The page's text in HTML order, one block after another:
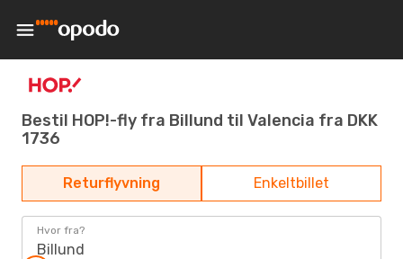
Bestil HOP!-fly fra Billund til Valencia fra DKK
1736
Returflyvning Enkeltbillet
Hvor fra?
Billund